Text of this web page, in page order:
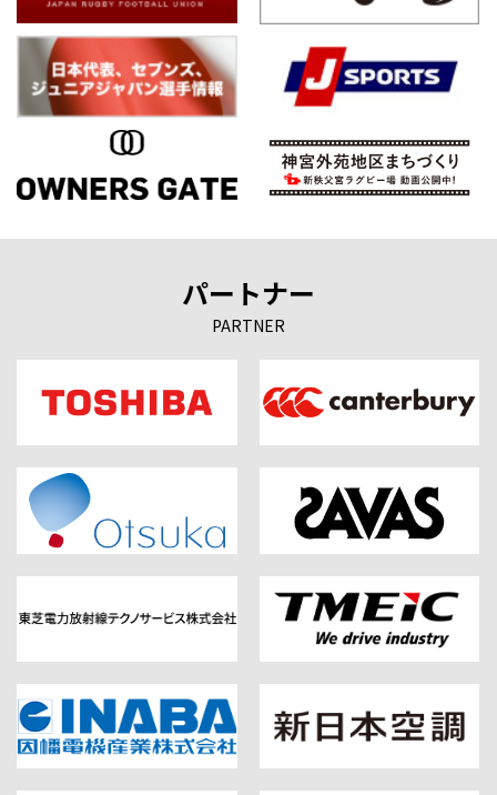
パートナー
PARTNER